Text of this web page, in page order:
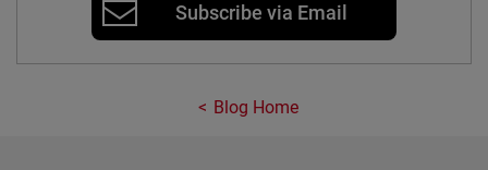
Subscribe via Email
Blog Home